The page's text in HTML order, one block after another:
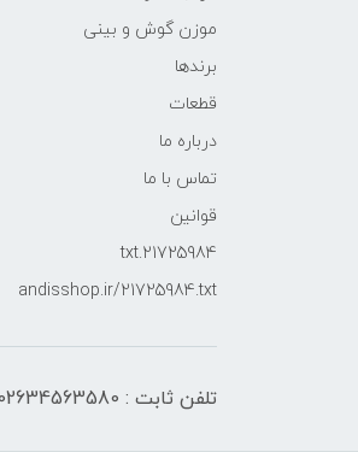
موزن گوش و بینی
برندها
قطعات
درباره ما
تماس با ما
قوانین
21725984.txt
andisshop.ir/21725984.txt
تلفن ثابت : 02634563580